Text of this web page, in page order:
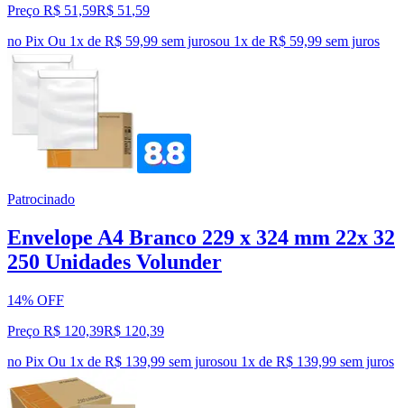
Preço R$ 51,59R$ 51 ,59
no Pix Ou 1x de R$ 59,99 sem jurosou 1x de R$ 59,99 sem juros
Patrocinado
Envelope A4 Branco 229 x 324 mm 22x 32
250 Unidades Volunder
14% OFF
Preço R$ 120,39R$ 120,39
no Pix Ou 1x de R$ 139,99 sem jurosou 1x de R$ 139,99 sem juros